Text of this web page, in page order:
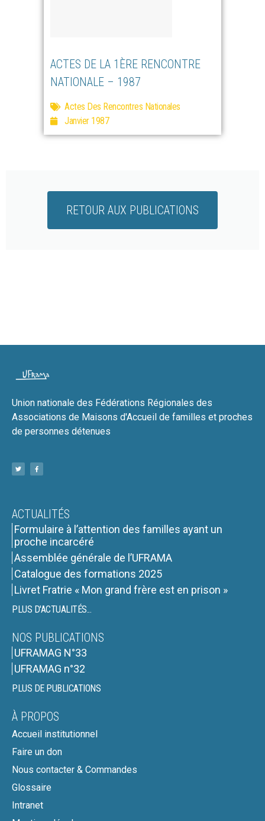
ACTES DE LA 1ÈRE RENCONTRE
NATIONALE – 1987
Actes Des Rencontres Nationales
Janvier 1987
RETOUR AUX PUBLICATIONS
Union nationale des Fédérations Régionales des
Associations de Maisons d'Accueil de familles et proches
de personnes détenues
ACTUALITÉS
Formulaire à l’attention des familles ayant un
proche incarcéré
Assemblée générale de l’UFRAMA
Catalogue des formations 2025
Livret Fratrie « Mon grand frère est en prison »
PLUS D'ACTUALITÉS...
NOS PUBLICATIONS
UFRAMAG N°33
UFRAMAG n°32
PLUS DE PUBLICATIONS
À PROPOS
Accueil institutionnel
Faire un don
Nous contacter & Commandes
Glossaire
Intranet